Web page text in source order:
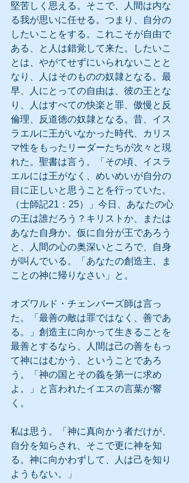
堅苦しく思える。そこで、人間は内な
る我が思いに任せる。つまり、自分の
したいことをする。これこそが自由で
ある、と人は錯覚して来た。したいこ
とは、やがてせずにいられないことと
なり、人はそのものの奴隷となる。最
早、人にとっての自由は、彼の王とな
り、人はすべての快楽と罪、傲慢と反
倫理、反道徳の奴隷となる。昔、イス
ラエルに王がいなかった時代、カリス
マ性をもったリーダーたちが次々と現
れた。聖書は言う。「その頃、イスラ
エルには王がなく、めいめいが自分の
目に正しいと思うことを行っていた。
（士師記21：25）」今日、あなたの心
の王は誰だろう？キリストか、または
あなた自身か。仮に自分が王であろう
と、人間の心の奥深いところで、自身
が叫んでいる。「あなたの創造主、ま
ことの神に帰りなさい」と。
オズワルド・チェンバーズ師は言っ
た。「最善の敵は罪ではなく、善であ
る。」創造主に向かって生きることを
最善とするなら、人間は己の善をもっ
て神にはむかう、ということであろ
う。「神の国とその義を第一に求め
よ。」と言われたイエスの言葉が響
く。
私は思う。「神に真向かう者だけが、
自分を知らされ、そこで更に神を知
る。神に向かわずして、人は己を知り
ようもない。」